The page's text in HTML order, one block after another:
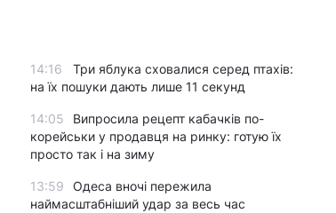
14:16
Три яблука сховалися серед птахів:
на їх пошуки дають лише 11 секунд
14:05
Випросила рецепт кабачків по-
корейськи у продавця на ринку: готую їх
просто так і на зиму
13:59
Одеса вночі пережила
наймасштабніший удар за весь час